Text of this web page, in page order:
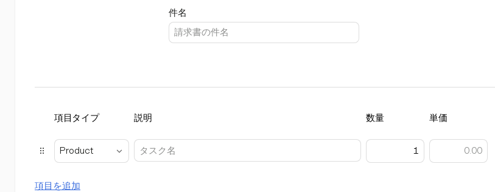
件名
項目タイプ 説明 数量 単価
Product
項目を追加